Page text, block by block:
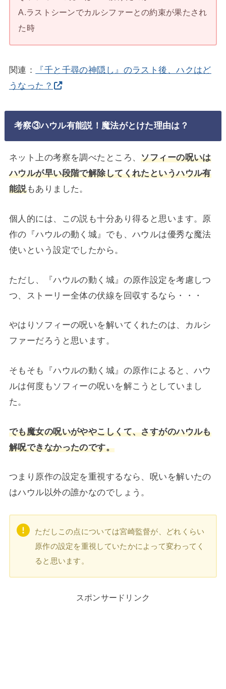
A.ラストシーンでカルシファーとの約束が果たされ
た時
関連：
『千と千尋の神隠し』のラスト後、ハクはど
うなった？
考察③ハウル有能説！魔法がとけた理由は？
ネット上の考察を調べたところ、ソフィーの呪いは
ハウルが早い段階で解除してくれたというハウル有
能説もありました。
個人的には、この説も十分あり得ると思います。原
作の『ハウルの動く城』でも、ハウルは優秀な魔法
使いという設定でしたから。
ただし、『ハウルの動く城』の原作設定を考慮しつ
つ、ストーリー全体の伏線を回収するなら・・・
やはりソフィーの呪いを解いてくれたのは、カルシ
ファーだろうと思います。
そもそも『ハウルの動く城』の原作によると、ハウ
ルは何度もソフィーの呪いを解こうとしていまし
た。
でも魔女の呪いがややこしくて、さすがのハウルも
解呪できなかったのです。
つまり原作の設定を重視するなら、呪いを解いたの
はハウル以外の誰かなのでしょう。
ただしこの点については宮崎監督が、どれくらい
原作の設定を重視していたかによって変わってく
ると思います。
スポンサードリンク